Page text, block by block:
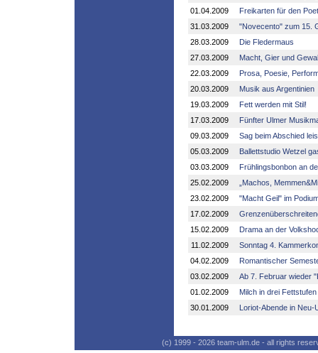
01.04.2009
Freikarten für den
31.03.2009
"Novecento" zum 15.
28.03.2009
Die Fledermaus
27.03.2009
Macht, Gier und
22.03.2009
Prosa, Poesie,
20.03.2009
Musik aus Argentinien
19.03.2009
Fett werden mit Stil!
17.03.2009
Fünfter Ulmer
09.03.2009
Sag beim Abschied
05.03.2009
Ballettstudio Wetzel
03.03.2009
Frühlingsbonbon an
25.02.2009
„Machos,
23.02.2009
"Macht Geil" im
17.02.2009
15.02.2009
Drama an der
11.02.2009
Sonntag 4.
04.02.2009
Romantischer
03.02.2009
Ab 7. Februar wieder
01.02.2009
Milch in drei
30.01.2009
Loriot-Abende in Neu-
(c) 1999 - 2026 team-ulm.de - all rights